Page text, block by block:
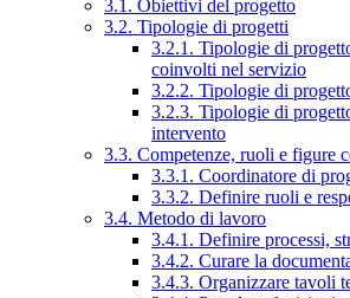
3.1. Obiettivi del progetto
3.2. Tipologie di progetti
3.2.1. Tipologie di
coinvolti nel servizio
3.2.2. Tipologie di
3.2.3. Tipologie di
intervento
3.3. Competenze, ruoli e figure
3.3.1. Coordinatore di
3.3.2. Definire ruoli e
3.4. Metodo di lavoro
3.4.1. Definire processi,
3.4.2. Curare la
3.4.3. Organizzare tavoli